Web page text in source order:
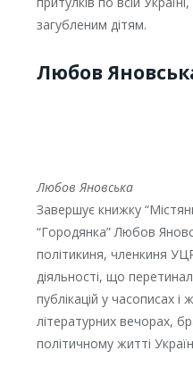
загубленим дітям.
Любов
Любов Яновська
Завершує книжку
“Городянка” Любов
політикиня, членкиня
діяльності, що
публікацій у часописах і
літературних вечорах,
політичному житті